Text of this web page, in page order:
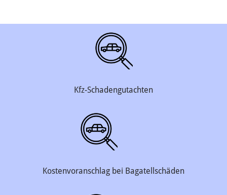
Kfz-Schadengutachten
Kostenvoranschlag bei Bagatellschäden